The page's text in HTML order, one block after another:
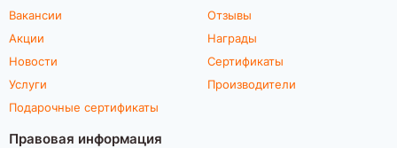
Вакансии
Акции
Новости
Услуги
Подарочные сертификаты
Отзывы
Награды
Сертификаты
Производители
Правовая информация